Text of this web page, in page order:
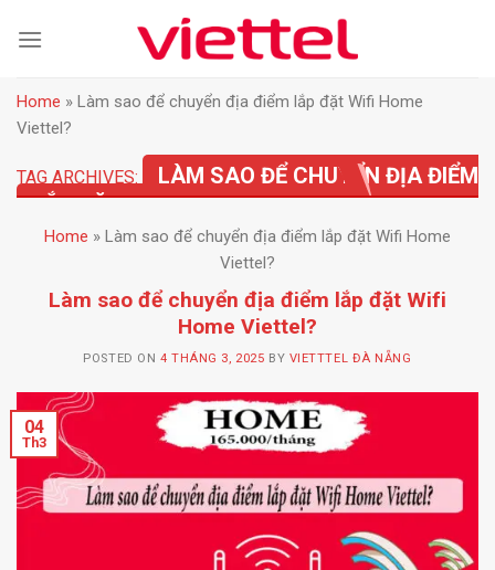
Home » Làm sao để chuyển địa điểm lắp đặt Wifi Home
Viettel?
TAG ARCHIVES:
LÀM SAO ĐỂ CHUYỂN ĐỊA ĐIỂM
LẮP ĐẶT WIFI HOME VIETTEL?
Home » Làm sao để chuyển địa điểm lắp đặt Wifi Home
Viettel?
Làm sao để chuyển địa điểm lắp đặt Wifi
Home Viettel?
POSTED ON 4 THÁNG 3, 2025 BY VIETTTEL ĐÀ NẴNG
04
Th3